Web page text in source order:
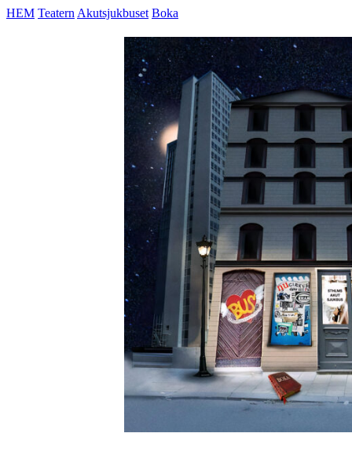
HEM Teatern Akutsjukbuset Boka